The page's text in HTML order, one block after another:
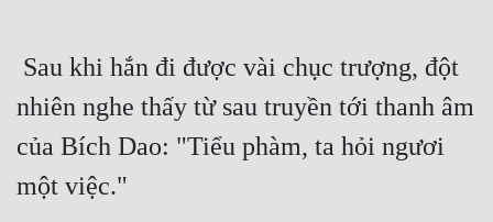
nhiên nghe thấy từ sau truyền tới thanh âm
của Bích Dao: "Tiểu phàm, ta hỏi ngươi
một việc."